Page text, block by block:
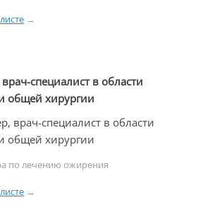
→
специалист в области
общей хирургии
по лечению ожирения
→